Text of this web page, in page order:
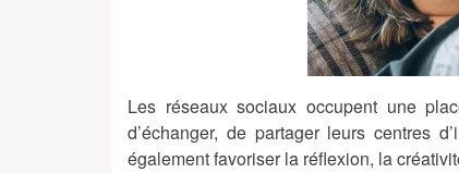
Les réseaux sociaux occupent une
d’échanger, de partager leurs centres
également favoriser la réflexion, la